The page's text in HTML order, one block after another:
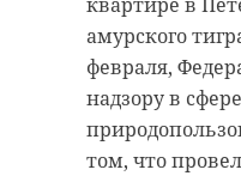
амурского
февраля,
надзору в сфере
том, что
охраны войск
гвардии
Санкт-
Ленинградской
Рано утром в
обязательства
работниками.
возбудили в
организации
производство.